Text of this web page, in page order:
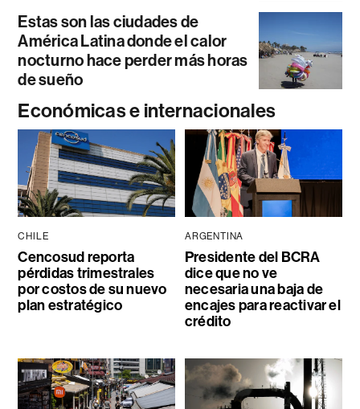
Estas son las ciudades de
América Latina donde el calor
nocturno hace perder más horas
de sueño
Económicas e internacionales
CHILE
Cencosud reporta
pérdidas trimestrales
por costos de su nuevo
plan estratégico
ARGENTINA
Presidente del BCRA
dice que no ve
necesaria una baja de
encajes para reactivar el
crédito